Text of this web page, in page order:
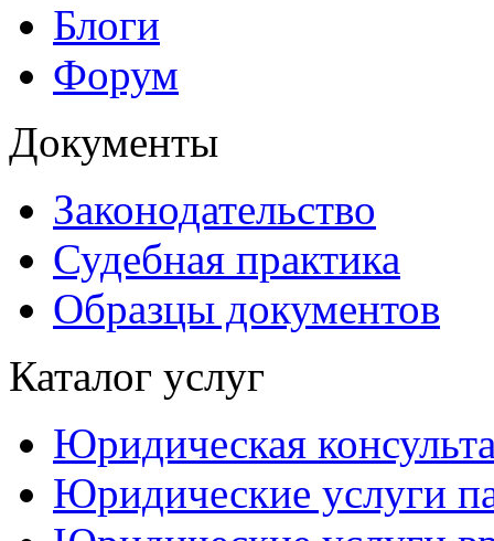
Блоги
Форум
Документы
Законодательство
Судебная практика
Образцы документов
Каталог услуг
Юридическая
Юридические услуги